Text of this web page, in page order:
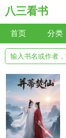
八三看书
首页 分类